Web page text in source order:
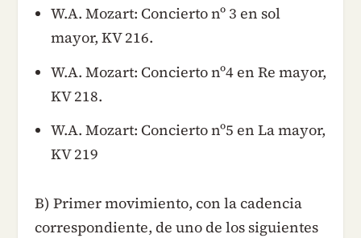
W.A. Mozart: Concierto nº 3 en sol
mayor, KV 216.
W.A. Mozart: Concierto nº4 en Re mayor,
KV 218.
W.A. Mozart: Concierto nº5 en La mayor,
KV 219
B) Primer movimiento, con la cadencia
correspondiente, de uno de los siguientes